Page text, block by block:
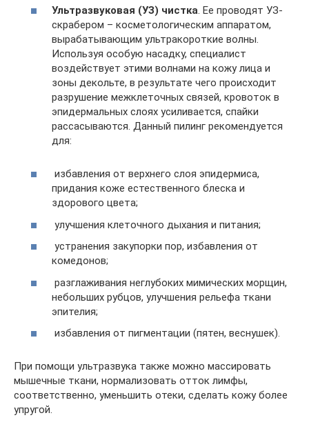
Ультразвуковая (УЗ) чистка. Ее проводят УЗ-
скрабером – косметологическим аппаратом,
вырабатывающим ультракороткие волны.
Используя особую насадку, специалист
воздействует этими волнами на кожу лица и
зоны декольте, в результате чего происходит
разрушение межклеточных связей, кровоток в
эпидермальных слоях усиливается, спайки
рассасываются. Данный пилинг рекомендуется
для:
избавления от верхнего слоя эпидермиса,
придания коже естественного блеска и
здорового цвета;
улучшения клеточного дыхания и питания;
устранения закупорки пор, избавления от
комедонов;
разглаживания неглубоких мимических морщин,
небольших рубцов, улучшения рельефа ткани
эпителия;
избавления от пигментации (пятен, веснушек).
При помощи ультразвука также можно массировать
мышечные ткани, нормализовать отток лимфы,
соответственно, уменьшить отеки, сделать кожу более
упругой.